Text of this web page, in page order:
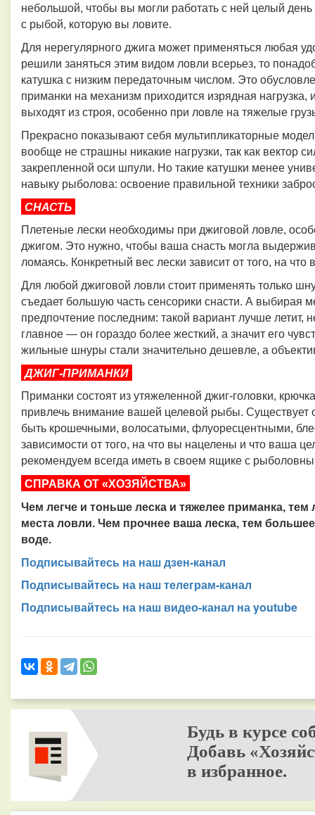
небольшой, чтобы вы могли работать с ней целый
с рыбой, которую вы ловите.
Для нерегулярного джига может применяться любая
решили заняться этим видом ловли всерьез, то
катушка с низким передаточным числом. Это
приманки на механизм приходится изрядная
выходят из строя, особенно при ловле на тяжелые
Прекрасно показывают себя мультипликаторные
вообще не страшны никакие нагрузки, так как вектор
закрепленной оси шпули. Но такие катушки менее
навыку рыболова: освоение правильной техники
СНАСТЬ
Плетеные лески необходимы при джиговой ловле,
джигом. Это нужно, чтобы ваша снасть могла
ломаясь. Конкретный вес лески зависит от того, на что
Для любой джиговой ловли стоит применять только
съедает большую часть сенсорики снасти. А выбирая
предпочтение последним: такой вариант лучше летит,
главное — он гораздо более жесткий, а значит его
жильные шнуры стали значительно дешевле, а
ДЖИГ-ПРИМАНКИ
Приманки состоят из утяжеленной джиг-головки,
привлечь внимание вашей целевой рыбы. Существует
быть крошечными, волосатыми, флуоресцентными,
зависимости от того, на что вы нацелены и что ваша
рекомендуем всегда иметь в своем ящике с
СПРАВКА ОТ «ХОЗЯЙСТВА»
Чем легче и тоньше леска и тяжелее приманка,
места ловли. Чем прочнее ваша леска, тем
воде.
Подписывайтесь на наш дзен-канал
Подписывайтесь на наш телеграм-канал
Подписывайтесь на наш видео-канал на youtube
Будь в курсе
Добавь
в избранное.